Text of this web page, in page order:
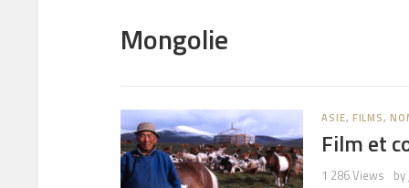
Mongolie
ASIE, FILMS,
Film et
1 286 Views by